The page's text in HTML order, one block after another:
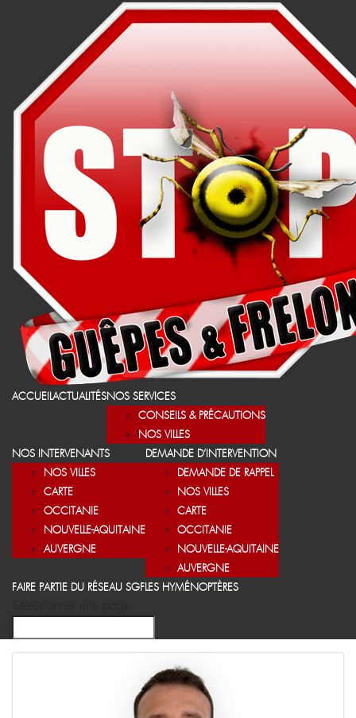
ACCUEILACTUALITÉSNOS SERVICES
CONSEILS & PRÉCAUTIONS
NOS VILLES
NOS INTERVENANTS
NOS VILLES
CARTE
OCCITANIE
NOUVELLE-AQUITAINE
AUVERGNE
DEMANDE D’INTERVENTION
DEMANDE DE RAPPEL
NOS VILLES
CARTE
OCCITANIE
NOUVELLE-AQUITAINE
AUVERGNE
FAIRE PARTIE DU RÉSEAU SGFLES HYMÉNOPTÈRES